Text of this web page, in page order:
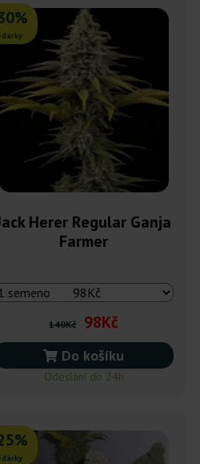
Herer Regular Ganja
Farmer
140Kč 98Kč
Do košíku
Odeslání do 24h